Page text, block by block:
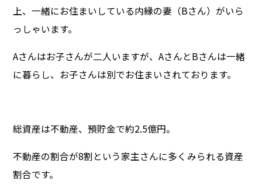
上、一緒にお住まいしている内縁の妻（Bさん）がいら
っしゃいます。
Aさんはお子さんが二人いますが、AさんとBさんは一緒
に暮らし、お子さんは別でお住まいされております。
総資産は不動産、預貯金で約2.5億円。
不動産の割合が8割という家主さんに多くみられる資産
割合です。